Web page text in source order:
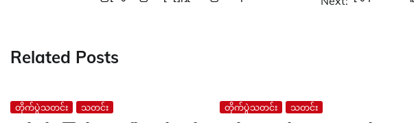
Related Posts
တိုက်ပွဲသတင်း သတင်း တိုက်ပွဲသတင်း သတင်း